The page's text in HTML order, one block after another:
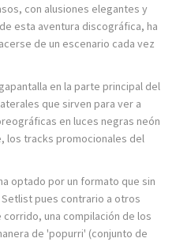
con alusiones elegantes y
esta aventura discográfica, ha
de un escenario cada vez
en la parte principal del
que sirven para ver a
en luces negras neón
los tracks promocionales del
optado por un formato que sin
pues contrario a otros
una compilación de los
de 'popurri' (conjunto de